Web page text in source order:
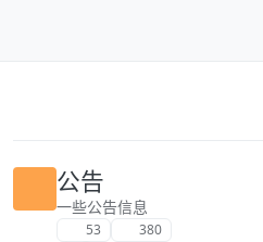
公告
一些公告信息
53 380